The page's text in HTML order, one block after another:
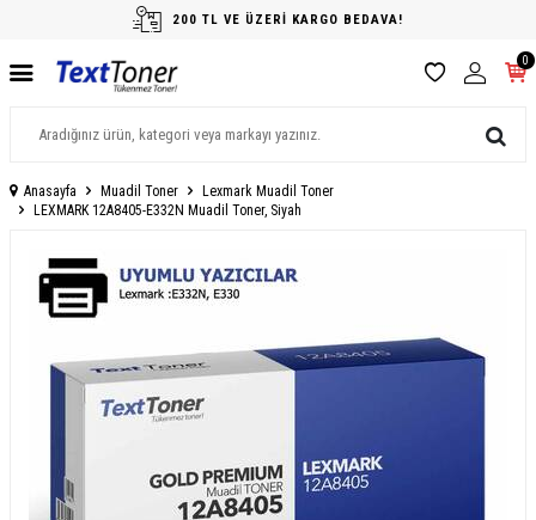
200 TL VE ÜZERİ KARGO BEDAVA!
0
Anasayfa Muadil Toner
Lexmark Muadil Toner
LEXMARK 12A8405-E332N Muadil Toner, Siyah